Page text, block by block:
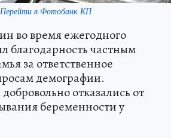
Перейти в Фотобанк КП
во время ежегодного
благодарность частным
за ответственное
демографии.
отказались от
беременности у